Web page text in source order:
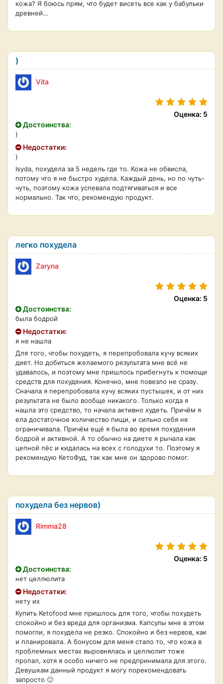
кожа? Я боюсь прям, что будет висеть все как у бабульки
древней…
)
Vita
Оценка: 5
Достоинства:
)
Недостатки:
)
Isyda, похудела за 5 недель где то. Кожа не обвисла,
потому что я не быстро худела. Каждый день, но по чуть-
чуть, поэтому кожа успевала подтягиваться и все
нормально. Так что, рекомендую продукт.
легко похудела
Zaryna
Оценка: 5
Достоинства:
была бодрой
Недостатки:
я не нашла
Для того, чтобы похудеть, я перепробовала кучу всяких
диет. Но добиться желаемого результата мне всё не
удавалось, и поэтому мне пришлось прибегнуть к помощи
средств для похудения. Конечно, мне повезло не сразу.
Сначала я перепробовала кучу всяких пустышек, и от них
результата не было вообще никакого. Только когда я
нашла это средство, то начала активно худеть. Причём я
ела достаточное количество пищи, и сильно себя не
ограничивала. Причём ещё я была во время похудения
бодрой и активной. А то обычно на диете я рычала как
цепной пёс и кидалась на всех с голодухи то. Поэтому я
рекомендую КетоФуд, так как мне он здорово помог.
похудела без нервов)
Rimma28
Оценка: 5
Достоинства:
нет целлюлита
Недостатки:
нету их
Купить Ketofood мне пришлось для того, чтобы похудеть
спокойно и без вреда для организма. Капсулы мне в этом
помогли, я похудела не резко. Спокойно и без нервов, как
и планировала. А бонусом для меня стало то, что кожа в
проблемных местах выровнялась и целлюлит тоже
пропал, хотя я особо ничего не предпринимала для этого.
Девушкам данный продукт я могу порекомендовать
запросто 🙂